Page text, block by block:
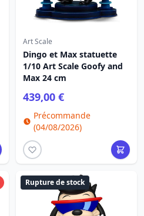
Art Scale
Dingo et Max statuette
1/10 Art Scale Goofy and
Max 24 cm
439,00 €
Précommande
(04/08/2026)
Rupture de stock